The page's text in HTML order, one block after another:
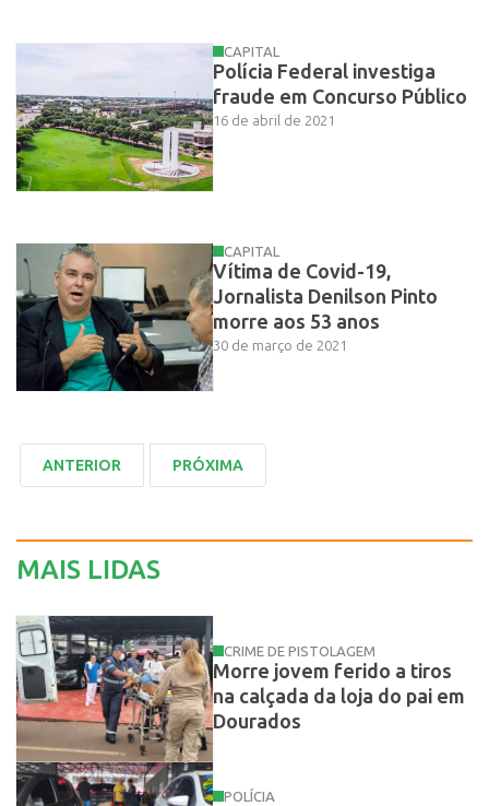
CAPITAL
Polícia Federal investiga
fraude em Concurso Público
16 de abril de 2021
CAPITAL
Vítima de Covid-19,
Jornalista Denilson Pinto
morre aos 53 anos
30 de março de 2021
MAIS LIDAS
CRIME DE PISTOLAGEM
Morre jovem ferido a tiros
na calçada da loja do pai em
Dourados
POLÍCIA